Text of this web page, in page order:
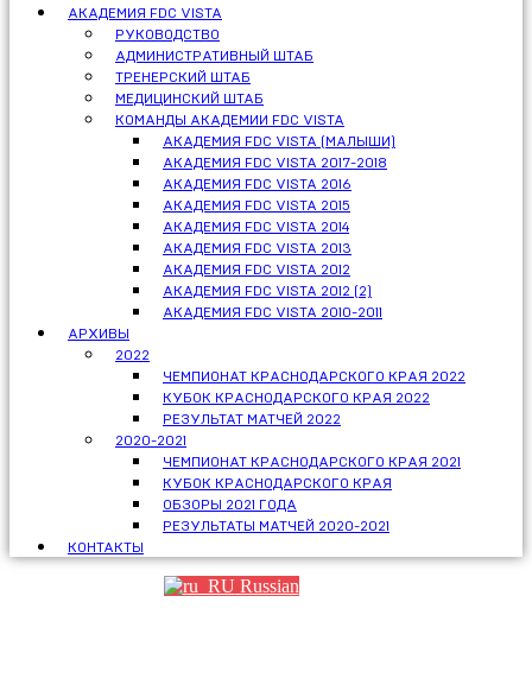
АКАДЕМИЯ FDC VISTA
РУКОВОДСТВО
АДМИНИСТРАТИВНЫЙ ШТАБ
ТРЕНЕРСКИЙ ШТАБ
МЕДИЦИНСКИЙ ШТАБ
КОМАНДЫ АКАДЕМИИ FDC VISTA
АКАДЕМИЯ FDC VISTA (МАЛЫШИ)
АКАДЕМИЯ FDC VISTA 2017-2018
АКАДЕМИЯ FDC VISTA 2016
АКАДЕМИЯ FDC VISTA 2015
АКАДЕМИЯ FDC VISTA 2014
АКАДЕМИЯ FDC VISTA 2013
АКАДЕМИЯ FDC VISTA 2012
АКАДЕМИЯ FDC VISTA 2012 (2)
АКАДЕМИЯ FDC VISTA 2010-2011
АРХИВЫ
2022
ЧЕМПИОНАТ КРАСНОДАРСКОГО КРАЯ 2022
КУБОК КРАСНОДАРСКОГО КРАЯ 2022
РЕЗУЛЬТАТ МАТЧЕЙ 2022
2020-2021
ЧЕМПИОНАТ КРАСНОДАРСКОГО КРАЯ 2021
КУБОК КРАСНОДАРСКОГО КРАЯ
ОБЗОРЫ 2021 ГОДА
РЕЗУЛЬТАТЫ МАТЧЕЙ 2020-2021
КОНТАКТЫ
Russian